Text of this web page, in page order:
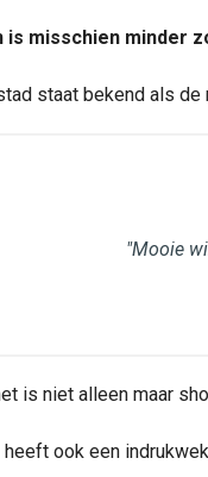
is misschien minder
staat bekend als de
"Mooie
is niet alleen maar
heeft ook een